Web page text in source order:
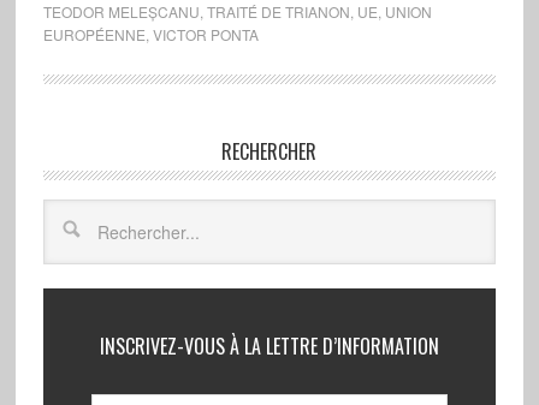
TEODOR MELEȘCANU TRAITÉ DE TRIANON UE UNION
EUROPÉENNE VICTOR PONTA
RECHERCHER
INSCRIVEZ-VOUS À LA LETTRE D’INFORMATION